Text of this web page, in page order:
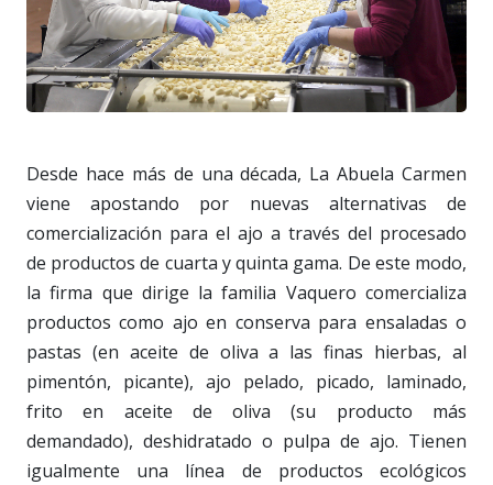
Desde hace más de una década, La Abuela Carmen
viene apostando por nuevas alternativas de
comercialización para el ajo a través del procesado
de productos de cuarta y quinta gama. De este modo,
la firma que dirige la familia Vaquero comercializa
productos como ajo en conserva para ensaladas o
pastas (en aceite de oliva a las finas hierbas, al
pimentón, picante), ajo pelado, picado, laminado,
frito en aceite de oliva (su producto más
demandado), deshidratado o pulpa de ajo. Tienen
igualmente una línea de productos ecológicos